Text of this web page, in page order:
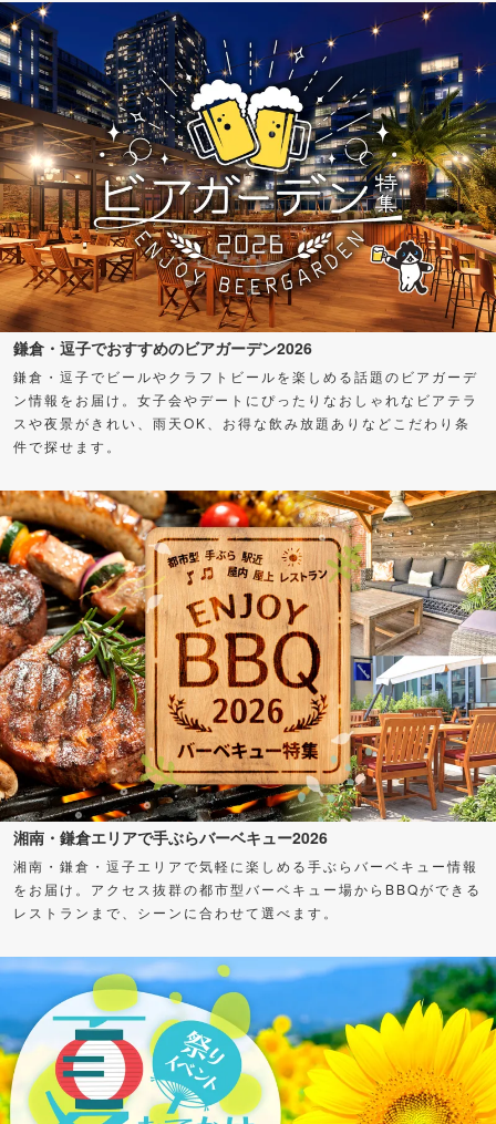
鎌倉・逗子でおすすめのビアガーデン2026
鎌倉・逗子でビールやクラフトビールを楽しめる話題のビアガーデ
ン情報をお届け。女子会やデートにぴったりなおしゃれなビアテラ
スや夜景がきれい、雨天OK、お得な飲み放題ありなどこだわり条
件で探せます。
湘南・鎌倉エリアで手ぶらバーベキュー2026
湘南・鎌倉・逗子エリアで気軽に楽しめる手ぶらバーベキュー情報
をお届け。アクセス抜群の都市型バーベキュー場からBBQができる
レストランまで、シーンに合わせて選べます。